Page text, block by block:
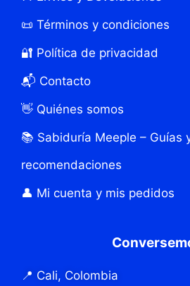
📜 Términos y condiciones
🔐 Política de privacidad
📬 Contacto
👋 Quiénes somos
📚 Sabiduría Meeple – Guías
recomendaciones
👤 Mi cuenta y mis pedidos
📍 Cali, Colombia